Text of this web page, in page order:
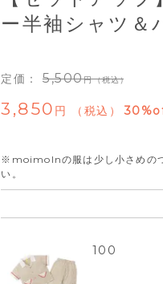
ー半袖シャツ＆
定価： 5,500 （税込）
3,850 税込
※moimolnの服は少し小さめのつ
い。
100